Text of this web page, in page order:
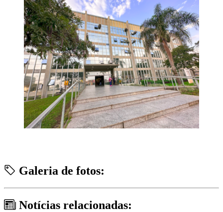
Galeria de fotos:
Notícias relacionadas: